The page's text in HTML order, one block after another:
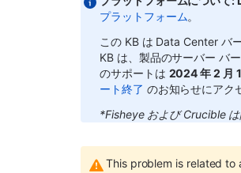
プラットフォーム。
この KB は Data Center バ
KB は、製品のサーバー バ
のサポートは 2024 年 2 月
ート終了 のお知らせにアク
*Fisheye および Crucible は
This problem is related